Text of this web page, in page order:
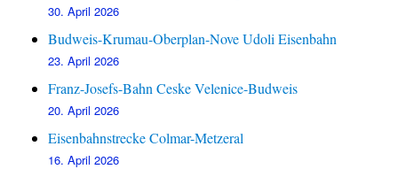
30. April 2026
Budweis-Krumau-Oberplan-Nove Udoli Eisenbahn
23. April 2026
Franz-Josefs-Bahn Ceske Velenice-Budweis
20. April 2026
Eisenbahnstrecke Colmar-Metzeral
16. April 2026